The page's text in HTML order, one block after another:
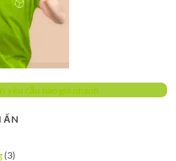
yêu cầu báo giá nhanh
ẤN
(3)